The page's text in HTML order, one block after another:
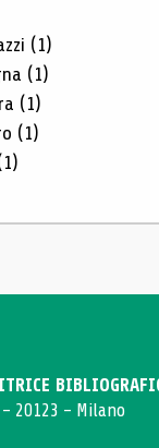
(1)
(1)
(1)
(1)
- 20123 - Milano